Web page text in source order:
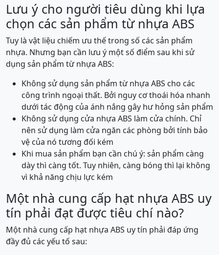
Lưu ý cho người tiêu dùng khi lựa
chọn các sản phẩm từ nhựa ABS
Tuy là vật liệu chiếm ưu thế trong số các sản phẩm
nhựa. Nhưng bạn cần lưu ý một số điểm sau khi sử
dụng sản phẩm từ nhựa ABS:
Không sử dụng sản phẩm từ nhựa ABS cho các
công trình ngoại thất. Bởi nguy cơ thoái hóa nhanh
dưới tác động của ánh nắng gây hư hỏng sản phẩm
Không sử dụng cửa nhựa ABS làm cửa chính. Chỉ
nên sử dụng làm cửa ngăn các phòng bởi tính bảo
vệ của nó tương đối kém
Khi mua sản phẩm bạn cần chú ý: sản phẩm càng
dày thì càng tốt. Tuy nhiên, càng bóng thì lại không
vì khả năng chịu lực kém
Một nhà cung cấp hạt nhựa ABS uy
tín phải đạt được tiêu chí nào?
Một nhà cung cấp hạt nhựa ABS uy tín phải đáp ứng
đầy đủ các yếu tố sau: